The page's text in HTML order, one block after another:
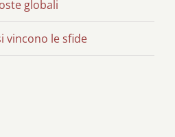
globali
vincono le sfide